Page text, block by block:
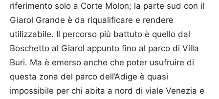
riferimento solo a Corte Molon; la parte sud con il
Giarol Grande è da riqualificare e rendere
utilizzabile. Il percorso più battuto è quello dal
Boschetto al Giarol appunto fino al parco di Villa
Buri. Ma è emerso anche che poter usufruire di
questa zona del parco dell’Adige è quasi
impossibile per chi abita a nord di viale Venezia e